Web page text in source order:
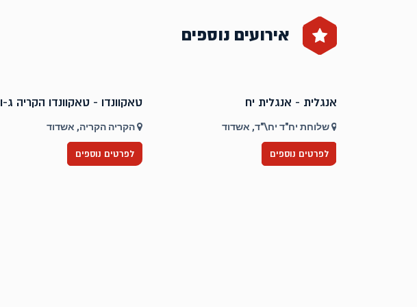
אירועים נוספים
טאקוונדו - טאקוונדו הקריה ג-ו
הקריה הקריה, אשדוד
לפרטים נוספים
אנגלית - אנגלית יח
שלוחת יח"ד יח\"ד, אשדוד
לפרטים נוספים